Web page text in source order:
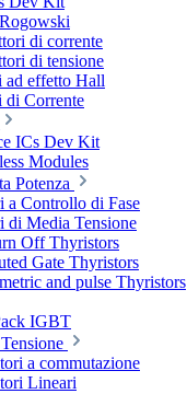
di corrente
di tensione
ad effetto Hall
di Corrente
ICs Dev Kit
Modules
Potenza
a Controllo di Fase
di Media Tensione
Off Thyristors
Gate Thyristors
and pulse Thyristors
IGBT
a commutazione
Lineari